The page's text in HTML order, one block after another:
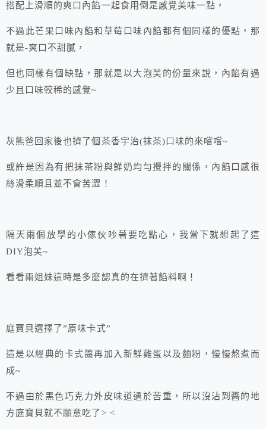
搭配上滑順的爽口內餡一起食用倒是感覺美味一點，
不過此芒果口味內餡和草莓口味內餡都有個同樣的優點，那
就是-爽口不甜膩，
但也同樣有個缺點，那就是以大泡芙的份量來說，內餡有過
少且口味較稀的感覺~
灰熊爸回家後也擠了個茶香宇治(抹茶)口味的來嚐嚐~
或許是因為有把抹茶粉與鮮奶均勻攪拌的關係，內餡口感很
絲滑柔順且並不會苦澀！
隔天兩個放學的小傢伙吵著要吃點心，我當下就想起了這
DIY泡芙~
看看兩姐妹這時是多麼認真的在擠著餡料啊！
庭寶貝選擇了”原味卡式”
這是以經典的卡式醬再加入新鮮雞蛋以及麵粉，慢慢熬煮而
成~
不過由於黑色巧克力外皮味道過於苦重，所以沒沾到醬的地
方庭寶貝就不願意吃了> <